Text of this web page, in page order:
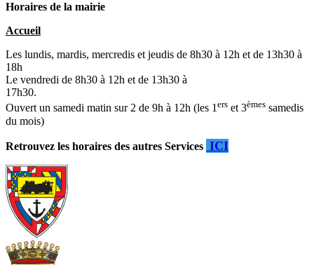
Horaires de la mairie
Accueil
Les lundis, mardis, mercredis et jeudis de 8h30 à 12h et de 13h30 à
18h
Le vendredi de 8h30 à 12h et de 13h30 à
17h30.
Ouvert un samedi matin sur 2 de 9h à 12h (les 1ers et 3èmes samedis
du mois)
Retrouvez les horaires des autres Services ICI